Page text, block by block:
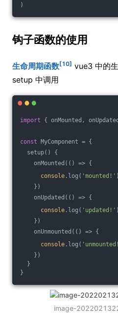
)
钩子函数的使用
生命周期函数[10] vue3 中的
setup 中调用
import { onMounted,
const MyComponent = {
setup() {
onMounted( () => {
console .log( 'mounted!' )
})
onUpdated( () => {
console .log( 'updated!' )
})
onUnmounted( () => {
console .log(
})
}
}
image-